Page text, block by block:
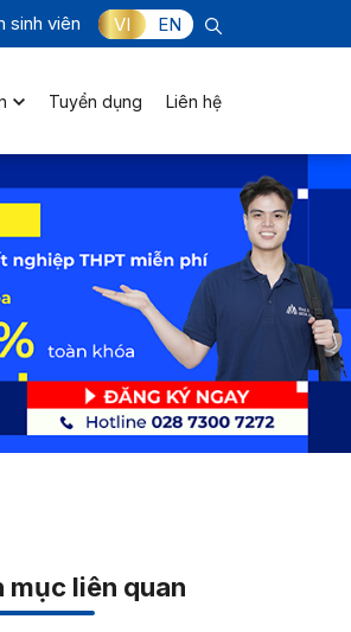
sinh viên VI EN
Tuyển dụng Liên hệ
mục liên quan